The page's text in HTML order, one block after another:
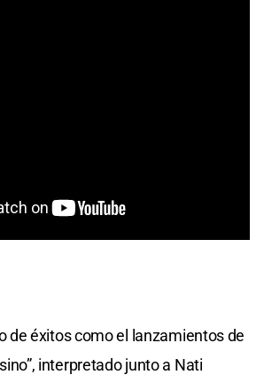
de éxitos como el lanzamientos de
interpretado junto a Nati